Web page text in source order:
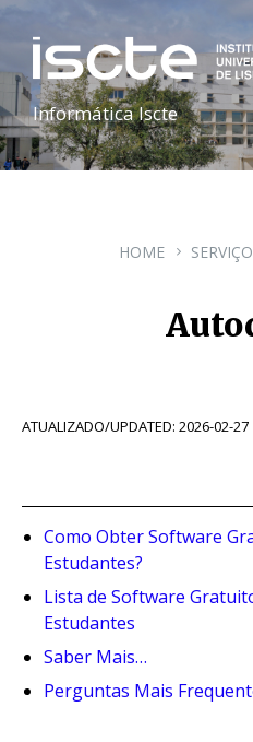
Informática Iscte
HOME
ATUALIZADO/UPDATED: 2026-02-27
Como Obter Software
Estudantes?
Lista de Software
Estudantes
Saber Mais…
Perguntas Mais